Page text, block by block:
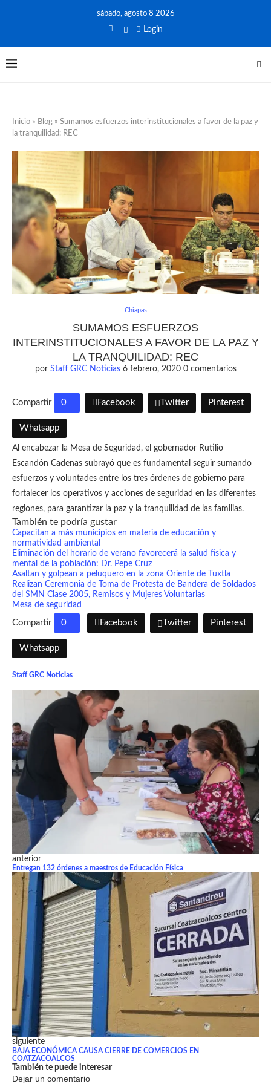
sábado, agosto 8 2026
Login
Inicio » Blog » Sumamos esfuerzos interinstitucionales a favor de la paz y
la tranquilidad: REC
Chiapas
SUMAMOS ESFUERZOS
INTERINSTITUCIONALES A FAVOR DE LA PAZ Y
LA TRANQUILIDAD: REC
por Staff GRC Noticias 6 febrero, 2020 0 comentarios
Compartir 0 Facebook Twitter Pinterest
Whatsapp
Al encabezar la Mesa de Seguridad, el gobernador Rutilio
Escandón Cadenas subrayó que es fundamental seguir sumando
esfuerzos y voluntades entre los tres órdenes de gobierno para
fortalecer los operativos y acciones de seguridad en las diferentes
regiones, para garantizar la paz y la tranquilidad de las familias.
También te podría gustar
Capacitan a más municipios en materia de educación y
normatividad ambiental
Eliminación del horario de verano favorecerá la salud física y
mental de la población: Dr. Pepe Cruz
Asaltan y golpean a peluquero en la zona Oriente de Tuxtla
Realizan Ceremonia de Toma de Protesta de Bandera de Soldados
del SMN Clase 2005, Remisos y Mujeres Voluntarias
Mesa de seguridad
Compartir 0 Facebook Twitter Pinterest
Whatsapp
Staff GRC Noticias
anterior
Entregan 132 órdenes a maestros de Educación Física
siguiente
BAJA ECONÓMICA CAUSA CIERRE DE COMERCIOS EN
COATZACOALCOS
También te puede interesar
Dejar un comentario